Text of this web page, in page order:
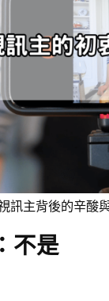
訊主背後的辛酸
不是